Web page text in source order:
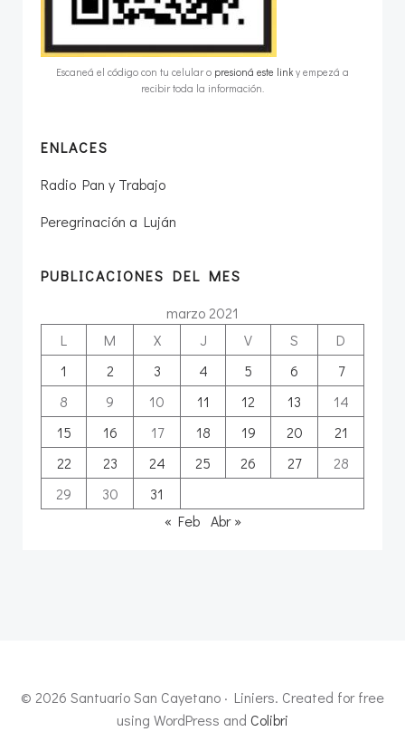
Escaneá el código con tu celular o presioná este link y empezá a
recibir toda la información.
ENLACES
Radio Pan y Trabajo
Peregrinación a Luján
PUBLICACIONES DEL MES
marzo 2021
L
M X J V S
D
1
2 3 4 5 6
7
8
9 10 11 12 13
14
15
16 17 18 19 20
21
22
23 24 25 26 27
28
29
30
31
« Feb Abr »
© 2026 Santuario San Cayetano · Liniers. Created for free
using WordPress and Colibri